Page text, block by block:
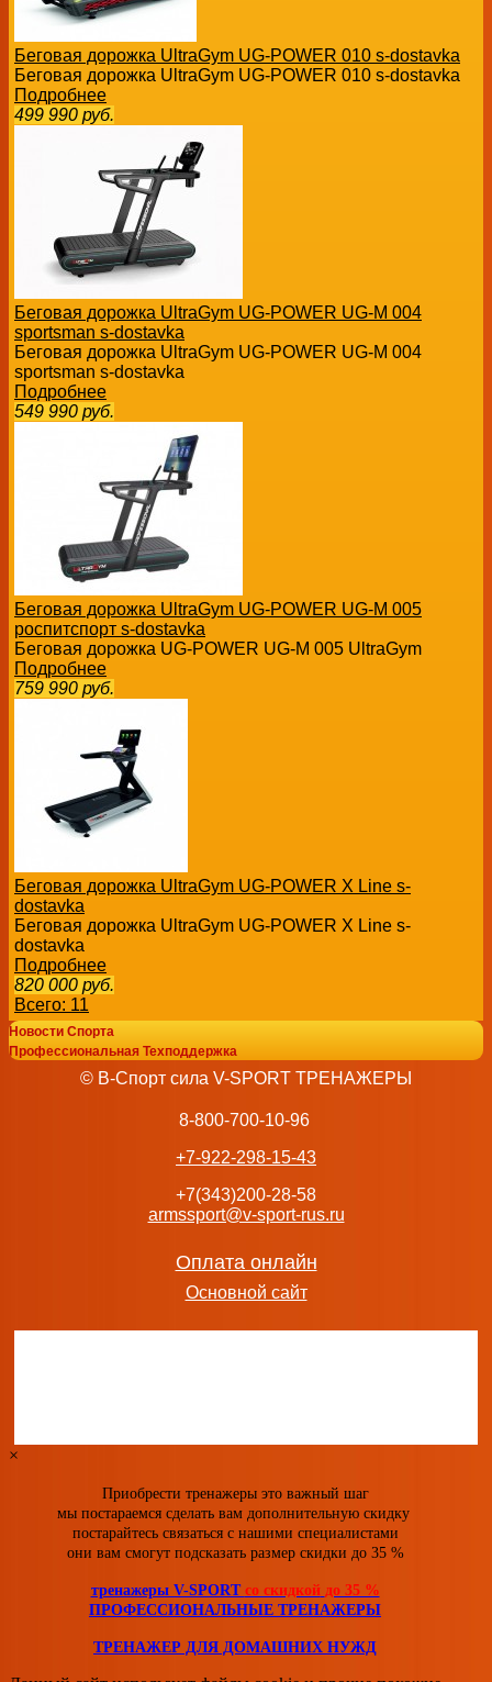
Беговая дорожка UltraGym UG-POWER 010 s-dostavka
Беговая дорожка UltraGym UG-POWER 010 s-dostavka
Подробнее
499 990 руб.
Беговая дорожка UltraGym UG-POWER UG-M 004
sportsman s-dostavka
Беговая дорожка UltraGym UG-POWER UG-M 004
sportsman s-dostavka
Подробнее
549 990 руб.
Беговая дорожка UltraGym UG-POWER UG-M 005
роспитспорт s-dostavka
Беговая дорожка UG-POWER UG-M 005 UltraGym
Подробнее
759 990 руб.
Беговая дорожка UltraGym UG-POWER X Line s-
dostavka
Беговая дорожка UltraGym UG-POWER X Line s-
dostavka
Подробнее
820 000 руб.
Всего: 11
Новости Спорта
Профессиональная Техподдержка
© В-Спорт сила V-SPORT ТРЕНАЖЕРЫ
8-800-700-10-96
+7-922-298-15-43
+7(343)200-28-58
armssport@v-sport-rus.ru
Оплата онлайн
Основной сайт
×
Приобрести тренажеры это важный шаг
мы постараемся сделать вам дополнительную скидку
постарайтесь связаться с нашими специалистами
они вам смогут подсказать размер скидки до 35 %
тренажеры V-SPORT со скидкой до 35 %
ПРОФЕССИОНАЛЬНЫЕ ТРЕНАЖЕРЫ
ТРЕНАЖЕР ДЛЯ ДОМАШНИХ НУЖД